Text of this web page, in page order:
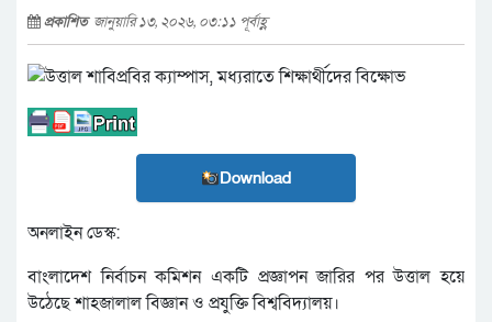
প্রকাশিত জানুয়ারি ১৩, ২০২৬, ০৩:১১ পূর্বাহ্ণ
Download
অনলাইন ডেস্ক:
বাংলাদেশ নির্বাচন কমিশন একটি প্রজ্ঞাপন জারির পর উত্তাল হয়ে
উঠেছে শাহজালাল বিজ্ঞান ও প্রযুক্তি বিশ্ববিদ্যালয়।